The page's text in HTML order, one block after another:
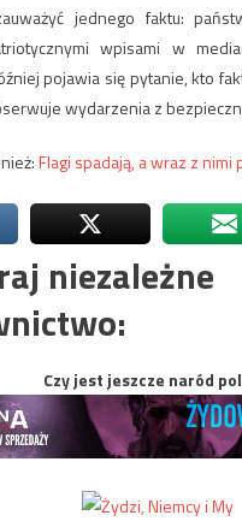
jednego faktu:
wpisami w
pojawia się pytanie, kto
wydarzenia z
Flagi spadają, a wraz z nimi
niezależne
Czy jest jeszcze naród